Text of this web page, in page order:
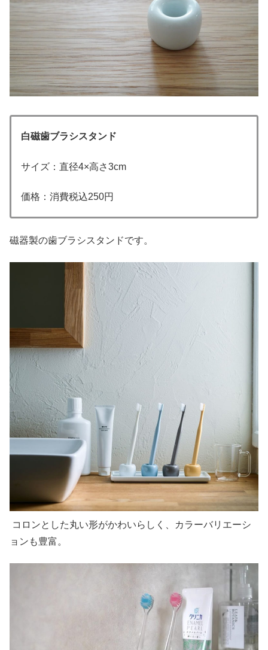
白磁歯ブラシスタンド
サイズ：直径4×高さ3cm
価格：消費税込250円
磁器製の歯ブラシスタンドです。
コロンとした丸い形がかわいらしく、カラーバリエーシ
ョンも豊富。